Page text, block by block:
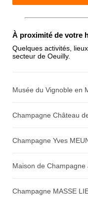
Antispam - Combien
chiffres) :
À proximité de votre
Quelques activités,
secteur de Oeuilly.
Musée du Vignoble en
Champagne Château
Champagne Yves
Maison de
Champagne MASSE